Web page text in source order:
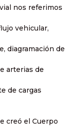
nos referimos
vehicular,
diagramación de
arterias de
de cargas
creó el Cuerpo